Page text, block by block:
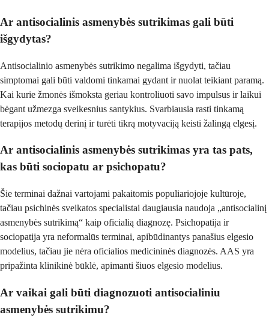
Ar antisocialinis asmenybės sutrikimas gali būti
išgydytas?
Antisocialinio asmenybės sutrikimo negalima išgydyti, tačiau
simptomai gali būti valdomi tinkamai gydant ir nuolat teikiant paramą.
Kai kurie žmonės išmoksta geriau kontroliuoti savo impulsus ir laikui
bėgant užmezga sveikesnius santykius. Svarbiausia rasti tinkamą
terapijos metodų derinį ir turėti tikrą motyvaciją keisti žalingą elgesį.
Ar antisocialinis asmenybės sutrikimas yra tas pats,
kas būti sociopatu ar psichopatu?
Šie terminai dažnai vartojami pakaitomis populiariojoje kultūroje,
tačiau psichinės sveikatos specialistai daugiausia naudoja „antisocialinį
asmenybės sutrikimą“ kaip oficialią diagnozę. Psichopatija ir
sociopatija yra neformalūs terminai, apibūdinantys panašius elgesio
modelius, tačiau jie nėra oficialios medicininės diagnozės. AAS yra
pripažinta klinikinė būklė, apimanti šiuos elgesio modelius.
Ar vaikai gali būti diagnozuoti antisocialiniu
asmenybės sutrikimu?